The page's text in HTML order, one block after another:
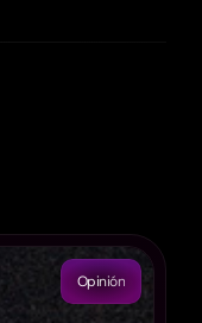
Opinión